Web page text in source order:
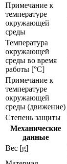
Примечание к
температуре
окружающей
среды
Температура
окружающей
среды во время
работы [°C]
Примечание к
температуре
окружающей
среды (движение)
Степень защиты
Механические
данные
Вес [g]